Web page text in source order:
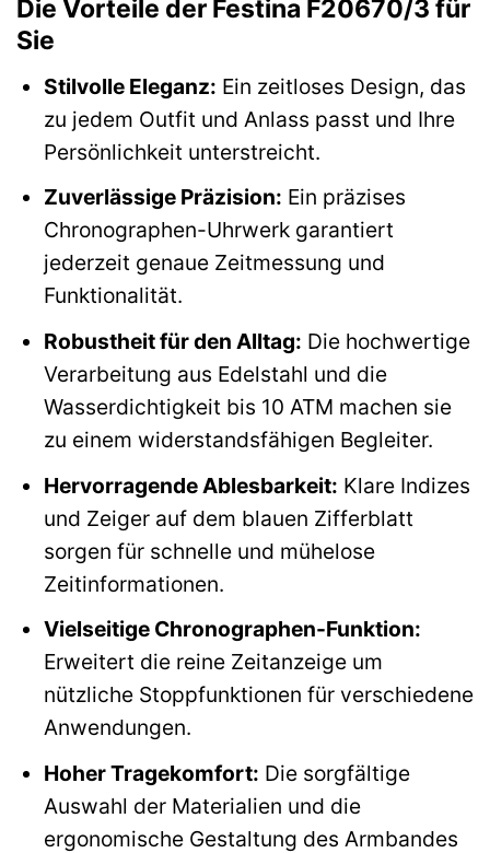
Die Vorteile der Festina F20670/3 für
Sie
Stilvolle Eleganz: Ein zeitloses Design, das
zu jedem Outfit und Anlass passt und Ihre
Persönlichkeit unterstreicht.
Zuverlässige Präzision: Ein präzises
Chronographen-Uhrwerk garantiert
jederzeit genaue Zeitmessung und
Funktionalität.
Robustheit für den Alltag: Die hochwertige
Verarbeitung aus Edelstahl und die
Wasserdichtigkeit bis 10 ATM machen sie
zu einem widerstandsfähigen Begleiter.
Hervorragende Ablesbarkeit: Klare Indizes
und Zeiger auf dem blauen Zifferblatt
sorgen für schnelle und mühelose
Zeitinformationen.
Vielseitige Chronographen-Funktion:
Erweitert die reine Zeitanzeige um
nützliche Stoppfunktionen für verschiedene
Anwendungen.
Hoher Tragekomfort: Die sorgfältige
Auswahl der Materialien und die
ergonomische Gestaltung des Armbandes